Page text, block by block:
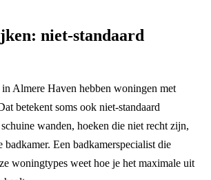
niet-standaard
Almere Haven hebben woningen met
betekent soms ook niet-standaard
wanden, hoeken die niet recht zijn,
badkamer. Een badkamerspecialist die
woningtypes weet hoe je het maximale uit